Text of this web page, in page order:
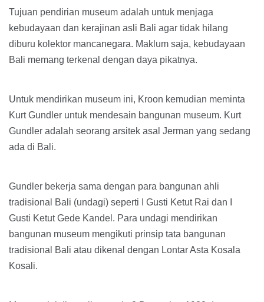
Tujuan pendirian museum adalah untuk menjaga
kebudayaan dan kerajinan asli Bali agar tidak hilang
diburu kolektor mancanegara. Maklum saja, kebudayaan
Bali memang terkenal dengan daya pikatnya.
Untuk mendirikan museum ini, Kroon kemudian meminta
Kurt Gundler untuk mendesain bangunan museum. Kurt
Gundler adalah seorang arsitek asal Jerman yang sedang
ada di Bali.
Gundler bekerja sama dengan para bangunan ahli
tradisional Bali (undagi) seperti I Gusti Ketut Rai dan I
Gusti Ketut Gede Kandel. Para undagi mendirikan
bangunan museum mengikuti prinsip tata bangunan
tradisional Bali atau dikenal dengan Lontar Asta Kosala
Kosali.